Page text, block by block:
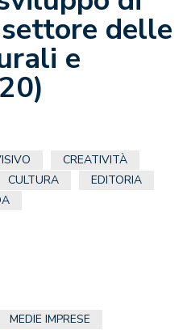
delle
e
CREATIVITÀ
CULTURA
EDITORIA
MEDIE IMPRESE